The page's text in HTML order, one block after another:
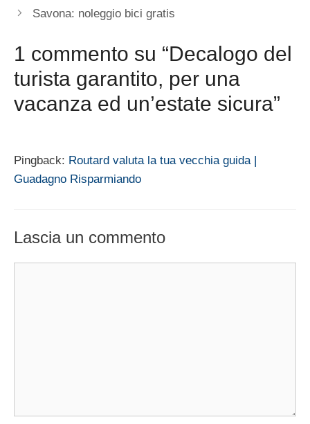
Savona: noleggio bici gratis
1 commento su “Decalogo del
turista garantito, per una
vacanza ed un’estate sicura”
Pingback: Routard valuta la tua vecchia guida |
Guadagno Risparmiando
Lascia un commento